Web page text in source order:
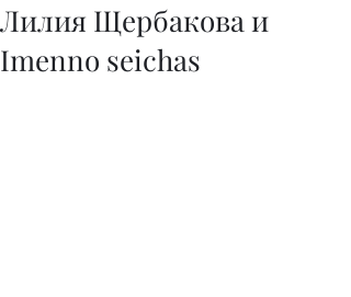
Лилия Щербакова и
Imenno seichas